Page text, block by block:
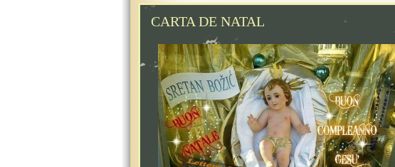
CARTA DE NATAL